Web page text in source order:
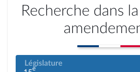
Recherche dans
Législature
e